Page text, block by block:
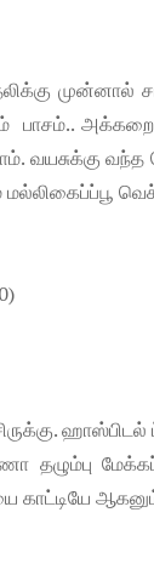
பாசம்..
வயசுக்கு
மல்லிகைப்ப்பூ
தழும்பு
காட்டியே